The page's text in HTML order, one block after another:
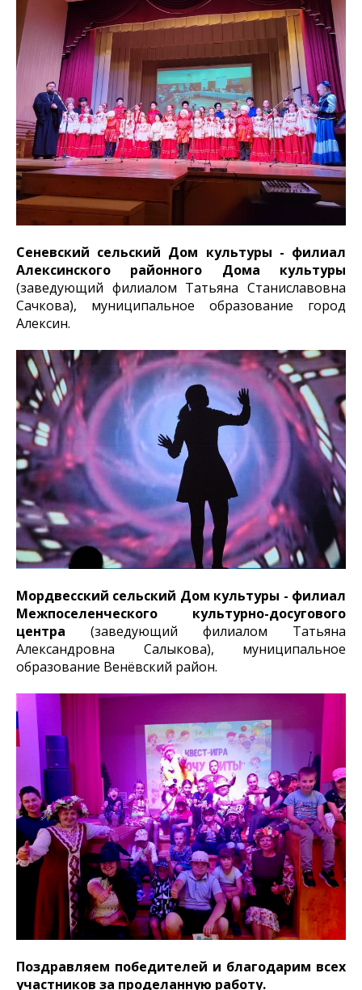
Сеневский сельский Дом культуры - филиал
Алексинского районного Дома культуры
(заведующий филиалом Татьяна Станиславовна
Сачкова), муниципальное образование город
Алексин.
Мордвесский сельский Дом культуры - филиал
Межпоселенческого культурно-досугового
центра (заведующий филиалом Татьяна
Александровна Салыкова), муниципальное
образование Венёвский район.
Поздравляем победителей и благодарим всех
участников за проделанную работу.